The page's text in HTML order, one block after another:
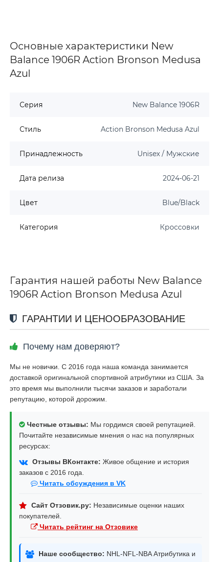
Основные характеристики New
Balance 1906R Action Bronson Medusa
Azul
Серия New Balance 1906R
Стиль Action Bronson Medusa Azul
Принадлежность Unisex / Мужские
Дата релиза 2024-06-21
Цвет Blue/Black
Категория Кроссовки
Гарантия нашей работы New Balance
1906R Action Bronson Medusa Azul
ГАРАНТИИ И ЦЕНООБРАЗОВАНИЕ
Почему нам доверяют?
Мы не новички. С 2016 года наша команда занимается
доставкой оригинальной спортивной атрибутики из США. За
это время мы выполнили тысячи заказов и заработали
репутацию, которой дорожим.
Честные отзывы: Мы гордимся своей репутацией.
Почитайте независимые мнения о нас на популярных
ресурсах:
Отзывы ВКонтакте: Живое общение и история
заказов с 2016 года.
Читать обсуждения в VK
Сайт Отзовик.ру: Независимые оценки наших
покупателей.
Читать рейтинг на Отзовике
Наше сообщество: NHL-NFL-NBA Атрибутика и